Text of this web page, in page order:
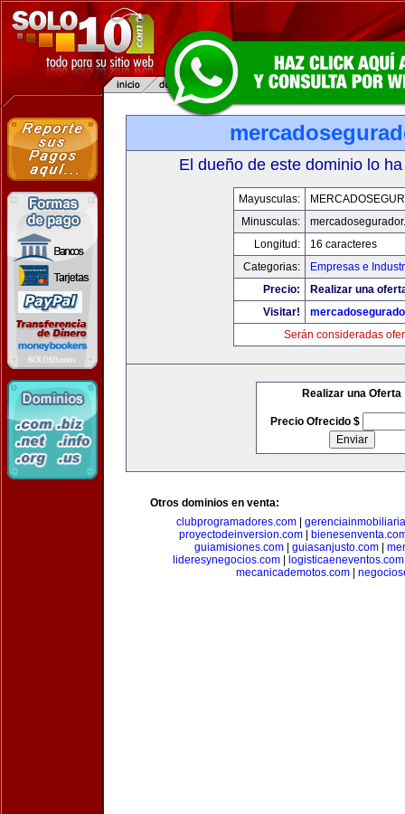
El dueño de este dominio lo
Mayusculas:
Minusculas:
Longitud:
16 caracteres
Categorias:
Empresas e
Precio:
Realizar una
Visitar!
Serán consideradas
Realizar una Oferta
Precio Ofrecido $
Otros dominios en venta:
clubprogramadores.com
proyectodeinversion.com|
guiamisiones.com
guiasanjusto.com
lideresynegocios.com
logisticaeneventos.com
mecanicademotos.com